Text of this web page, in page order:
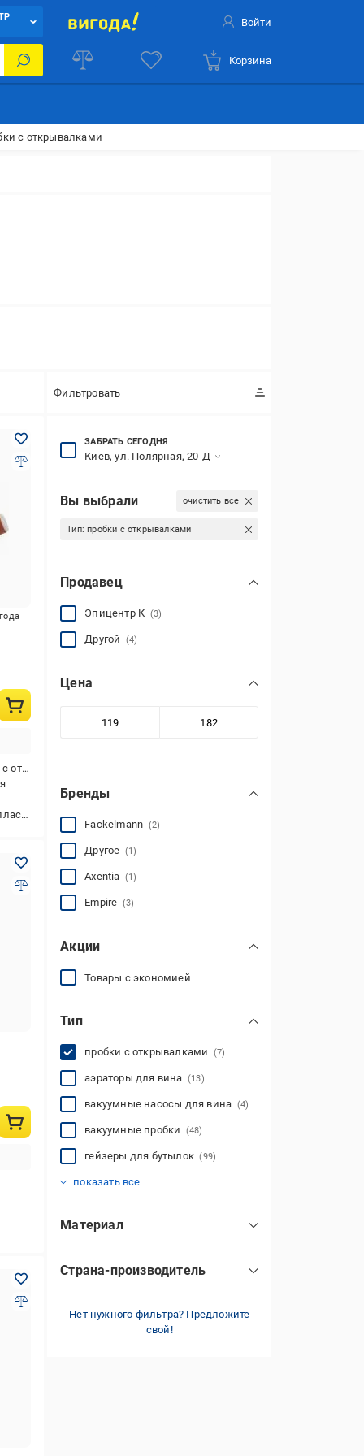
Войти
Корзина
с открывалками
Фильтровать
ЗАБРАТЬ СЕГОДНЯ
Киев, ул. Полярная, 20-Д
Вы выбрали очистить все
Тип:пробки с открывалками
Продавец
Эпицентр К (3)
Другой (4)
Цена
Бренды
Fackelmann (2)
Другое (1)
Axentia (1)
Empire (3)
Акции
Товары с экономией
Тип
пробки с открывалками (7)
аэраторы для вина (13)
вакуумные насосы для вина (4)
вакуумные пробки (48)
гейзеры для бутылок(99)
показать все
Материал
пластик(6)
пластик/сталь (1)
Страна-производитель
Индия(2)
Нет нужного фильтра? Предложите
свой!